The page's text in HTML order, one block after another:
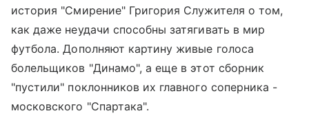
история "Смирение" Григория Служителя о том,
как даже неудачи способны затягивать в мир
футбола. Дополняют картину живые голоса
болельщиков "Динамо", а еще в этот сборник
"пустили" поклонников их главного соперника -
московского "Спартака".